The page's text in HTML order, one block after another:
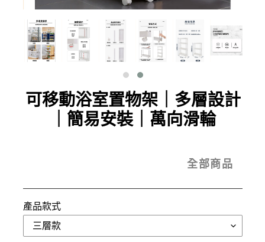
可移動浴室置物架｜多層設計
｜簡易安裝｜萬向滑輪
全部商品
產品款式